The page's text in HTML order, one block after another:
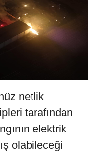
netlik
tarafından
elektrik
olabileceği